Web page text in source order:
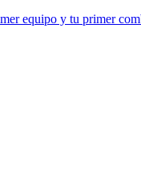
equipo y tu primer